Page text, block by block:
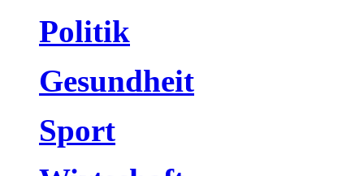
Politik
Gesundheit
Sport